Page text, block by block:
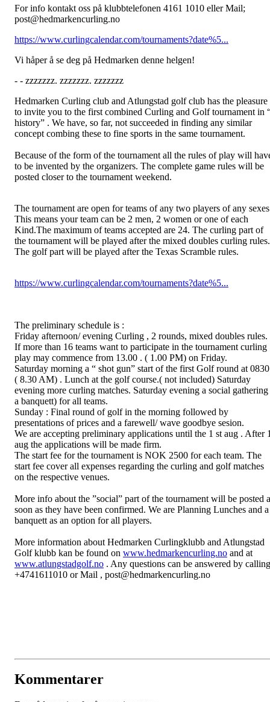
For info kontakt oss på klubbtelefonen 4161 1010 eller Mail;
post@hedmarkencurling.no
https://www.curlingcalendar.com/tournaments?date%5...
Vi håper å se deg på Hedmarken denne helgen!
- - zzzzzzz. zzzzzzz. zzzzzzz
Hedmarken Curling club and Atlungstad golf club has the pleasure
to invite you to the first combined Curling and Golf tournament in
history” . We have, so far, not succeeded in finding any similar
concept combing these to fine sports in the same tournament.
Because of the form of the tournament all the rules of play will
to be invented by the organizers. The complete game rules will be
posted closer to the tournament weekend.
The tournament are open for teams of any two players of any
This means your team can be 2 men, 2 women or one of each
Kind.The maximum of teams accepted are 24. The curling part of
the tournament will be played after the mixed doubles curling rules.
The golf part will be played after the Texas Scramble rules.
https://www.curlingcalendar.com/tournaments?date%5...
The preliminary schedule is :
Friday afternoon/ evening Curling , 2 rounds, mixed doubles rules.
If more than 16 teams want to participate in the tournament curling
play may commence from 13.00 . ( 1.00 PM) on Friday.
Saturday morning a “ shot gun” start of the first Golf round at
( 8.30 AM) . Lunch at the golf course.( not included) Saturday
evening more curling matches. Saturday evening a social gathering
a banquett) for all teams.
Sunday : Final round of golf in the morning followed by
presentations of prices and a farewell/ wave goodbye sesion.
We are accepting preliminary applications until the 1 st aug . After
aug the applications will be made firm.
The start fee for the tournament is NOK 2500 for each team. The
start fee cover all expenses regarding the curling and golf matches
on the respective venues.
More info about the ”social” part of the tournament will be posted
soon as they have been confirmed. We are Planning Lunches and a
banquett as an option for all players.
More information about Hedmarken Curlingklubb and Atlungstad
Golf klubb kan be found on www.hedmarkencurling.no and at
www.atlungstadgolf.no . Any questions can be answered by calling
+4741611010 or Mail , post@hedmarkencurling.no
Kommentarer